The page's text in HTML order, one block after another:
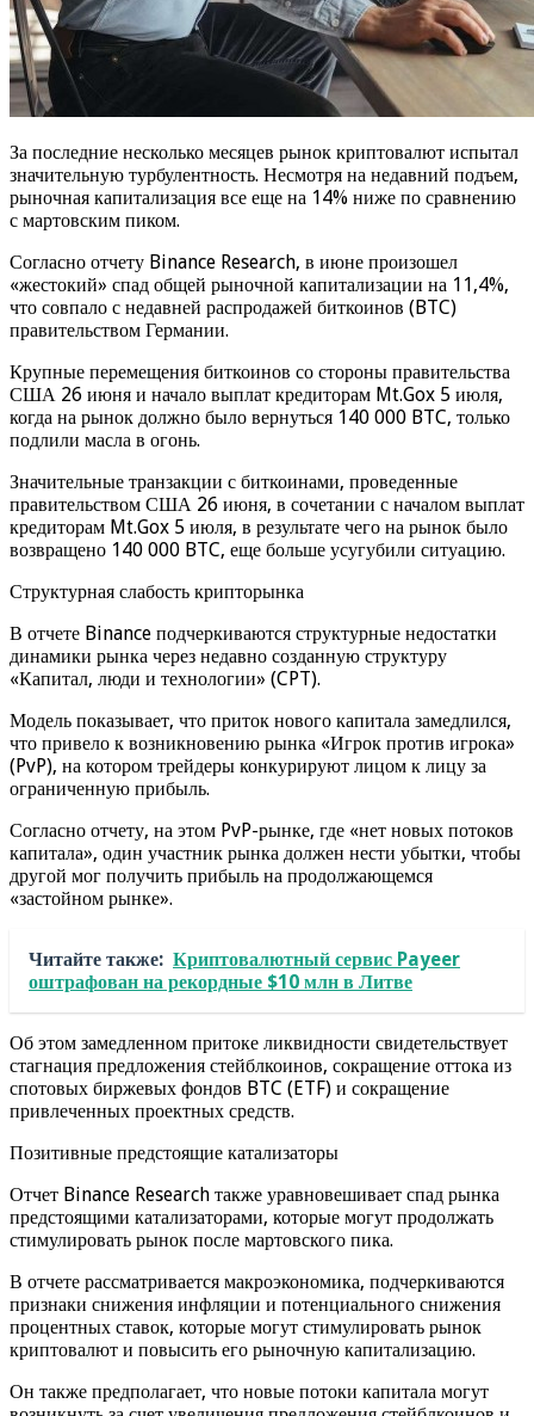
За последние несколько месяцев рынок криптовалют испытал
значительную турбулентность. Несмотря на недавний подъем,
рыночная капитализация все еще на 14% ниже по сравнению
с мартовским пиком.
Согласно отчету Binance Research, в июне произошел
«жестокий» спад общей рыночной капитализации на 11,4%,
что совпало с недавней распродажей биткоинов (BTC)
правительством Германии.
Крупные перемещения биткоинов со стороны правительства
США 26 июня и начало выплат кредиторам Mt.Gox 5 июля,
когда на рынок должно было вернуться 140 000 BTC, только
подлили масла в огонь.
Значительные транзакции с биткоинами, проведенные
правительством США 26 июня, в сочетании с началом выплат
кредиторам Mt.Gox 5 июля, в результате чего на рынок было
возвращено 140 000 BTC, еще больше усугубили ситуацию.
Структурная слабость крипторынка
В отчете Binance подчеркиваются структурные недостатки
динамики рынка через недавно созданную структуру
«Капитал, люди и технологии» (CPT).
Модель показывает, что приток нового капитала замедлился,
что привело к возникновению рынка «Игрок против игрока»
(PvP), на котором трейдеры конкурируют лицом к лицу за
ограниченную прибыль.
Согласно отчету, на этом PvP-рынке, где «нет новых потоков
капитала», один участник рынка должен нести убытки, чтобы
другой мог получить прибыль на продолжающемся
«застойном рынке».
Читайте также: Криптовалютный сервис Payeer
оштрафован на рекордные $10 млн в Литве
Об этом замедленном притоке ликвидности свидетельствует
стагнация предложения стейблкоинов, сокращение оттока из
спотовых биржевых фондов BTC (ETF) и сокращение
привлеченных проектных средств.
Позитивные предстоящие катализаторы
Отчет Binance Research также уравновешивает спад рынка
предстоящими катализаторами, которые могут продолжать
стимулировать рынок после мартовского пика.
В отчете рассматривается макроэкономика, подчеркиваются
признаки снижения инфляции и потенциального снижения
процентных ставок, которые могут стимулировать рынок
криптовалют и повысить его рыночную капитализацию.
Он также предполагает, что новые потоки капитала могут